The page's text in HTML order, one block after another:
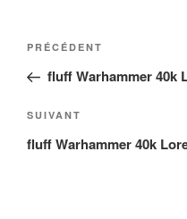
Navigation
l’article
Article
précédent
PRÉCÉDENT
fluff Warhammer 40k
Article
suivant
SUIVANT
fluff Warhammer 40k